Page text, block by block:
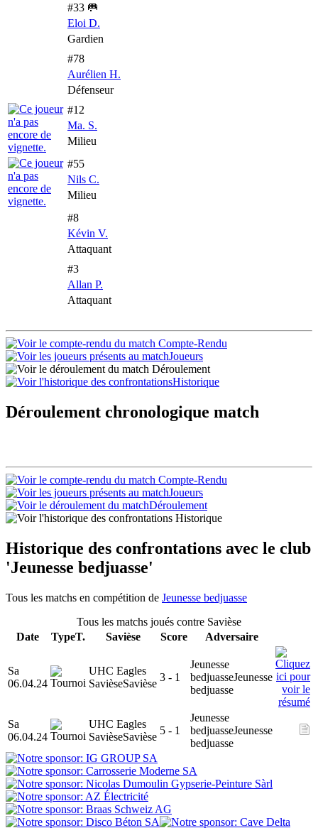
#33 🥅
Eloi D.
Gardien
#78
Aurélien H.
Défenseur
#12
Ma. S.
Milieu
#55
Nils C.
Milieu
#8
Kévin V.
Attaquant
#3
Allan P.
Attaquant
Compte-Rendu
Joueurs
Déroulement
Historique
Déroulement chronologique match
Compte-Rendu
Joueurs
Déroulement
Historique
Historique des confrontations avec le club
'Jeunesse bedjuasse'
Tous les matchs en compétition de Jeunesse bedjuasse
Tous les matchs joués contre Savièse
Date
TypeT. Savièse Score Adversaire
Sa
06.04.24
UHC Eagles
SavièseSavièse
3 - 1
Jeunesse
bedjuasseJeunesse
bedjuasse
Sa
06.04.24
UHC Eagles
SavièseSavièse
5 - 1
Jeunesse
bedjuasseJeunesse
bedjuasse